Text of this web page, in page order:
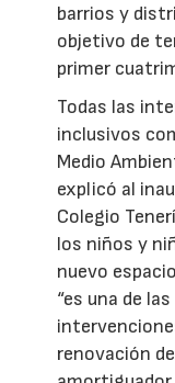
barrios y
objetivo de
primer
Todas las
inclusivos
Medio
explicó al
Colegio
los niños y
nuevo
“es una de
renovación